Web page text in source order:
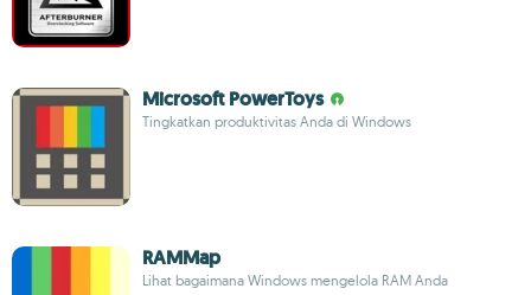
Microsoft PowerToys
Tingkatkan produktivitas Anda di Windows
RAMMap
Lihat bagaimana Windows mengelola RAM Anda